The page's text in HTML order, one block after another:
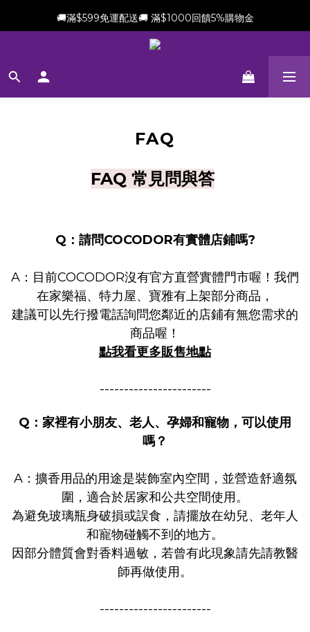
新會員加贈$100購物金(滿$699可折抵)
🚚滿$599免運配送🚚 滿$1000回饋5%購物金
新會員加贈$100購物金(滿$699可折抵)
FAQ
FAQ 常見問與答
Q：請問COCODOR有實體店鋪嗎?
A：目前COCODOR沒有官方直營實體門市喔！我們
在家樂福、特力屋、 寶雅有上架部分商品，
建議可以先行撥電話詢問您鄰近的店鋪有無您需求的
商品喔！
點我看更多販售地點
-----------------------
Q：家裡有小朋友、老人、孕婦和寵物，可以使用
嗎？
A：擴香用品的用途是裝飾室內空間，並營造舒適氛
圍，適合於居家和公共空間使用。
為避免玻璃瓶身破損或誤食，請擺放在幼兒、 老年人
和寵物碰觸不到的地方。
因部分體質會對香料過敏， 若曾有此現象請先請教醫
師再做使用。
-----------------------